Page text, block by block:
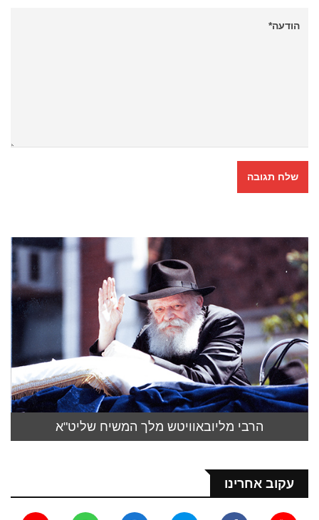
הרבי מליובאוויטש מלך המשיח שליט"א
עקוב אחרינו